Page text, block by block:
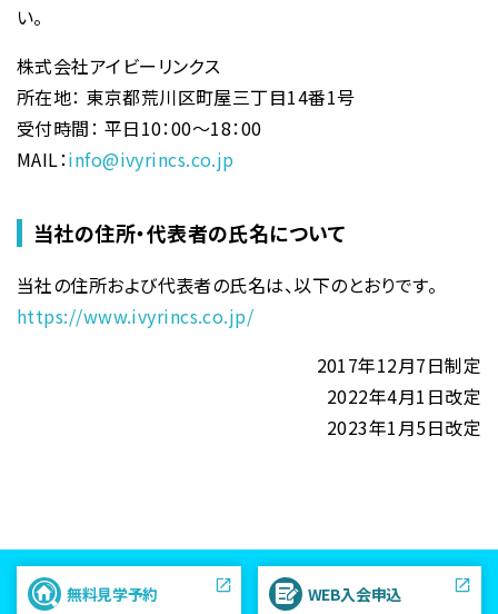
い。
株式会社アイビーリンクス
所在地： 東京都荒川区町屋三丁目14番1号
受付時間： 平日10：00～18：00
MAIL：info@ivyrincs.co.jp
当社の住所・代表者の氏名について
当社の住所および代表者の氏名は、以下のとおりです。
https://www.ivyrincs.co.jp/
2017年12月7日制定
2022年4月1日改定
2023年1月5日改定
無料見学予約 WEB入会申込